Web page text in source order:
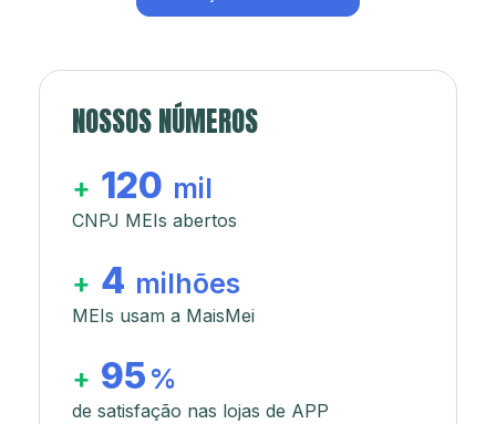
NOSSOS NÚMEROS
+ 120 mil
CNPJ MEIs abertos
+ 4 milhões
MEIs usam a MaisMei
+ 95 %
de satisfação nas lojas de APP